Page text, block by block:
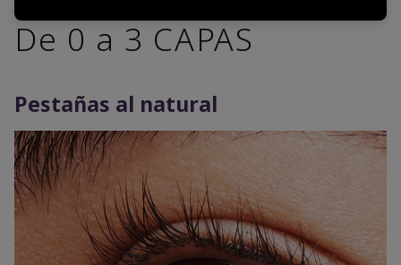
De 0 a 3 CAPAS
Pestañas al natural